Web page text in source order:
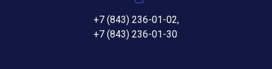
+7 (843) 236-01-02,
+7 (843) 236-01-30